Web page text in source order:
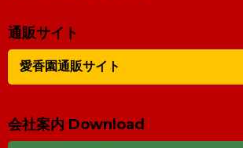
通販サイト
愛香園通販サイト
会社案内 Download